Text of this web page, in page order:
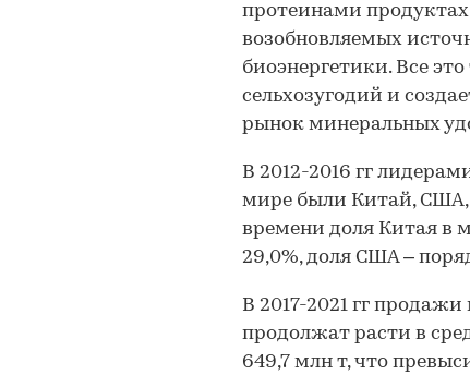
протеинами
возобновляемых
биоэнергетики. Все
сельхозугодий и
рынок минеральных
В 2012-2016 гг
мире были Китай, США,
времени доля Китая в
29,0%, доля США –
В 2017-2021 гг
продолжат расти в
649,7 млн т, что